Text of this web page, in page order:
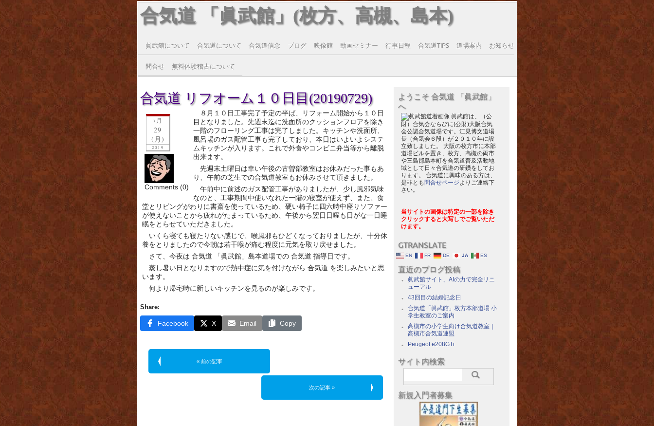
合気道 「眞武館」(枚方、高槻、島本)
眞武館について 合気道について 合気道信念 ブログ 映像館 動画セミナー 行事日程 合気道TIPS 道場案内 お知らせ
問合せ 無料体験稽古について
合気道 リフオーム１０日目(20190729)
7月
29
(月)
2019
Comments (0)
８月１０日工事完了予定の半ば、リフォーム開始から１０日
目となりました。先週末迄に洗面所のクッションフロアを除き
一階のフローリング工事は完了しました。キッチンや洗面所、
風呂場のガス配管工事も完了しており、本日はいよいよシステ
ムキッチンが入ります。これで外食やコンビニ弁当等から離脱
出来ます。
先週末土曜日は幸い午後の古曽部教室はお休みだった事もあ
り、午前の芝生での合気道教室もお休みさせて頂きました。
午前中に前述のガス配管工事がありましたが、少し風邪気味
なのと、工事期間中使いなれた一階の寝室が使えず、また、食
堂とリビングがわりに書斎を使っているため、硬い椅子に四六時中座りソファー
が使えないことから疲れがたまっているため、午後から翌日日曜も日がな一日睡
眠をとらせていただきました。
いくら寝ても寝たりない感じで、喉風邪もひどくなっておりましたが、十分休
養をとりましたので今朝は若干喉が痛む程度に元気を取り戻せました。
さて、今夜は 合気道 「眞武館」島本道場での 合気道 指導日です。
蒸し暑い日となりますので熱中症に気を付けながら 合気道 を楽しみたいと思
います。
何より帰宅時に新しいキッチンを見るのが楽しみです。
Share:
Facebook X Email Copy
« 前の記事
次の記事 »
ようこそ 合気道 「眞武館」
へ
眞武館は、（公
財）合気会ならびに(公財)大阪合気
会公認合気道場です。江見博文道場
長（合気会６段）が２０１０年に設
立致しました。 大阪の枚方市に本部
道場ビルを置き、枚方、高槻の両市
や三島郡島本町を合気道普及活動地
域として日々合気道の研鑽をしてお
ります。 合気道に興味のある方は、
是非とも 問合せページよりご連絡下
さい。
当サイトの画像は特定の一部を除き
クリックすると大写しでご覧いただ
けます。
GTRANSLATE
EN FR DE JA ES
直近のブログ投稿
眞武館サイト、AIの力で完全リニ
ューアル
43回目の結婚記念日
合気道「眞武館」枚方本部道場 小
学生教室のご案内
高槻市の小学生向け合気道教室｜
高槻市合気道連盟
Peugeot e208GTi
サイト内検索
新規入門者募集